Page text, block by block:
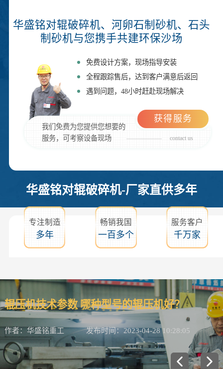
华盛铭对辊破碎机、河卵石制砂机、石头
制砂机与您携手共建环保沙场
免费设计方案，现场指导安装
全程跟踪售后，达到客户满意后返回
遇到问题，48小时赶赴现场解决
我们免费为您提供您想要的
服务，可考察设备现场
contact us
获得服务
华盛铭对辊破碎机-厂家直供多年
专注制造
多年
畅销我国
一百多个
服务客户
千万家
辊压机技术参数 哪种型号的辊压机好？
作者：华盛铭重工 发布时间：2023-04-28 10:28:05